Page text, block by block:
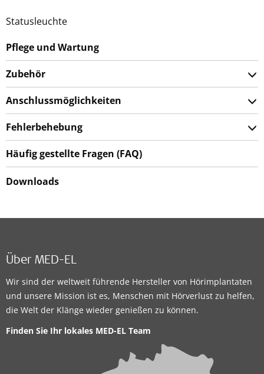
Statusleuchte
Pflege und Wartung
Zubehör
Anschlussmöglichkeiten
Fehlerbehebung
Häufig gestellte Fragen (FAQ)
Downloads
Über MED-EL
Wir sind der weltweit führende Hersteller von Hörimplantaten
und unsere Mission ist es, Menschen mit Hörverlust zu helfen,
die Welt der Klänge wieder genießen zu können.
Finden Sie Ihr lokales MED-EL Team